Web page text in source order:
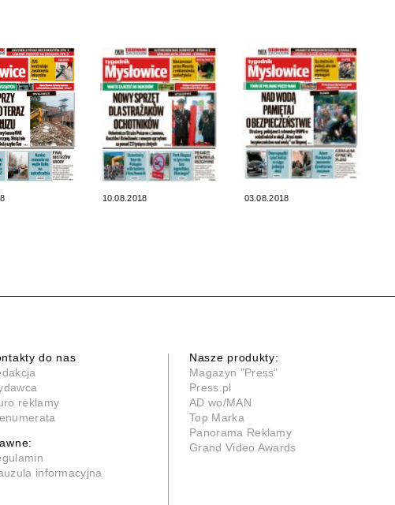
10.08.2018 03.08.2018
do nas
reklamy
informacyjna
Nasze produkty:
Magazyn "Press"
Press.pl
AD wo/MAN
Top Marka
Panorama Reklamy
Grand Video Awards